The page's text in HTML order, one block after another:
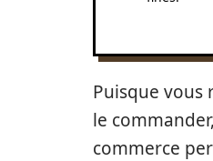
Puisque vous
le
commerce